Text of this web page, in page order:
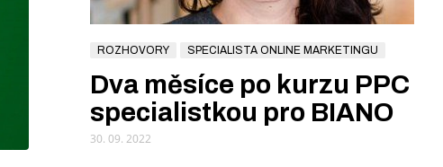
ROZHOVORY SPECIALISTA ONLINE MARKETINGU
Dva měsíce po kurzu PPC
specialistkou pro BIANO
30. 09. 2022